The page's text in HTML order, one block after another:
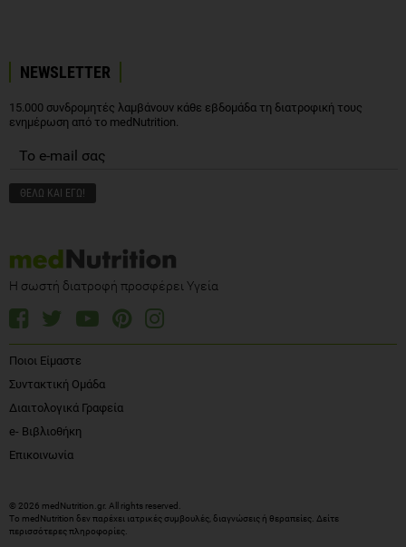
NEWSLETTER
15.000 συνδρομητές λαμβάνουν κάθε εβδομάδα τη διατροφική τους
ενημέρωση από το medNutrition.
Η σωστή διατροφή προσφέρει Υγεία
Ποιοι Είμαστε
Συντακτική Ομάδα
Διαιτολογικά Γραφεία
e- Βιβλιοθήκη
Επικοινωνία
© 2026 medNutrition.gr. All rights reserved.
Το medNutrition δεν παρέχει ιατρικές συμβουλές, διαγνώσεις ή θεραπείες. Δείτε
περισσότερες πληροφορίες.